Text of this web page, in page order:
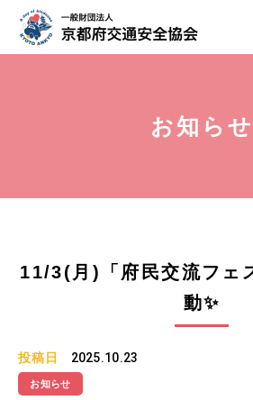
お知らせ
11/3(月)「府民交流フェ
動✨
投稿日 2025.10.23
お知らせ